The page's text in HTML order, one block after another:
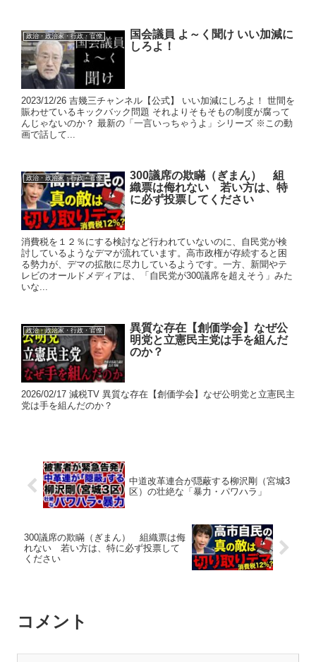
政治・政治家・行政・官僚
国会議員 よ～く聞け いい加減に
しろよ！
2023/12/26 吉幾三チャンネル【公式】 いい加減にしろよ！ 世間を
賑わせているキックバック問題 それよりそもそもの制度が腐って
んじゃないのか？ 最新の「一言いっちゃうよ」シリーズ ※この動
画で話して...
政治・政治家・行政・官僚
300議席の欺瞞（ぎまん） 組
織票は侮れない 若い方は、特
に必ず投票してください
消費税を１２％にする検討など行われていないのに、自民党が検
討しているようなデマが流れています。高市政権が存続すると困
る勢力が、デマの拡散に尽力しているようです。一方、新聞やテ
レビのオールドメディアは、「自民党が300議席を超えそう」みた
いな...
政治・政治家・行政・官僚
異質な存在【創価学会】なぜ公
明党と立憲民主党は手を組んだ
のか？
2026/02/17 減税TV 異質な存在【創価学会】なぜ公明党と立憲民主
党は手を組んだのか？
中道改革連合が隠蔽する柳沢剛（宮城3
区）の壮絶な「暴力・パワハラ」
300議席の欺瞞（ぎまん） 組織票は侮
れない 若い方は、特に必ず投票して
ください
コメント